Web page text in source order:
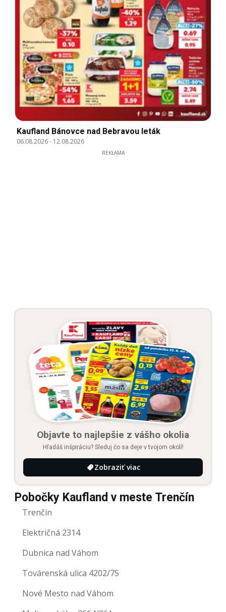
Kaufland Bánovce nad Bebravou leták
06.08.2026- 12.08.2026
REKLAMA
Objavte to najlepšie z vášho okolia
Hľadáš inšpiráciu? Sleduj čo sa deje v tvojom okolí!
Zobraziť viac
Pobočky Kaufland v meste Trenčín
Trenčín
Električná 2314
Dubnica nad Váhom
Továrenská ulica 4202/75
Nové Mesto nad Váhom